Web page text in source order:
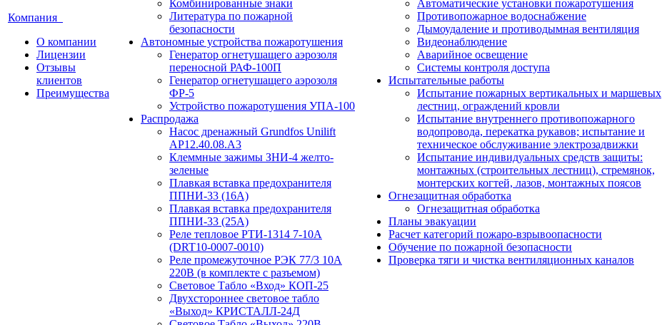
Компания
О компании
Лицензии
Отзывы
клиентов
Преимущества
Комбинированные знаки
Литература по пожарной
безопасности
Автономные устройства пожаротушения
Генератор огнетушащего аэрозоля
переносной РАФ-100П
Генератор огнетушащего аэрозоля
ФР-5
Устройство пожаротушения УПА-100
Распродажа
Насос дренажный Grundfos Unilift
АP12.40.08.A3
Клеммные зажимы ЗНИ-4 желто-
зеленые
Плавкая вставка предохранителя
ППНИ-33 (16А)
Плавкая вставка предохранителя
ППНИ-33 (25А)
Реле тепловое РТИ-1314 7-10А
(DRT10-0007-0010)
Реле промежуточное РЭК 77/3 10А
220В (в комплекте с разъемом)
Световое Табло «Вход» КОП-25
Двухстороннее световое табло
«Выход» КРИСТАЛЛ-24Д
Автоматические установки пожаротушения
Противопожарное водоснабжение
Дымоудаление и противодымная вентиляция
Видеонаблюдение
Аварийное освещение
Системы контроля доступа
Испытательные работы
Испытание пожарных вертикальных и маршевых
лестниц, ограждений кровли
Испытание внутреннего противопожарного
водопровода, перекатка рукавов; испытание и
техническое обслуживание электрозадвижки
Испытание индивидуальных средств защиты:
монтажных (строительных лестниц), стремянок,
монтерских когтей, лазов, монтажных поясов
Огнезащитная обработка
Огнезащитная обработка
Планы эвакуации
Расчет категорий пожаро-взрывоопасности
Обучение по пожарной безопасности
Проверка тяги и чистка вентиляционных каналов